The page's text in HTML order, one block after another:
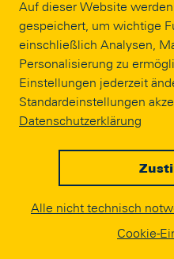
Sportanlage Ölper
Ansprechpartner
Leitbild
Struktur
BTSV Sportgeschichte
Kooperationen mit Schulen
Publikationen
Auf dieser Website
gespeichert, um wichtige
einschließlich Analysen,
Personalisierung zu
Einstellungen jederzeit
Standardeinstellungen
Datenschutzerklärung
Alle nicht technisch
Cookie-